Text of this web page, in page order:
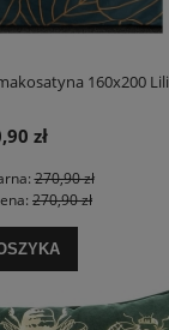
160x200 Lili
zł
270,90 zł
270,90 zł